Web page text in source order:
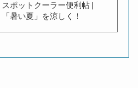
スポットクーラー便利帖 |
「暑い夏」を涼しく！